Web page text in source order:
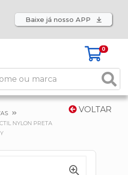
Baixe já nosso APP
0
VOLTAR
NYLON PRETA